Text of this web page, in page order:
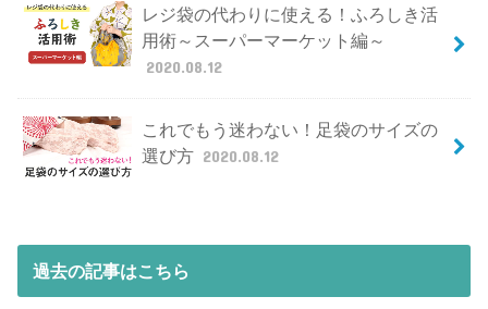
レジ袋の代わりに使える！ふろしき活
用術～スーパーマーケット編～
2020.08.12
これでもう迷わない！足袋のサイズの
選び方 2020.08.12
過去の記事はこちら